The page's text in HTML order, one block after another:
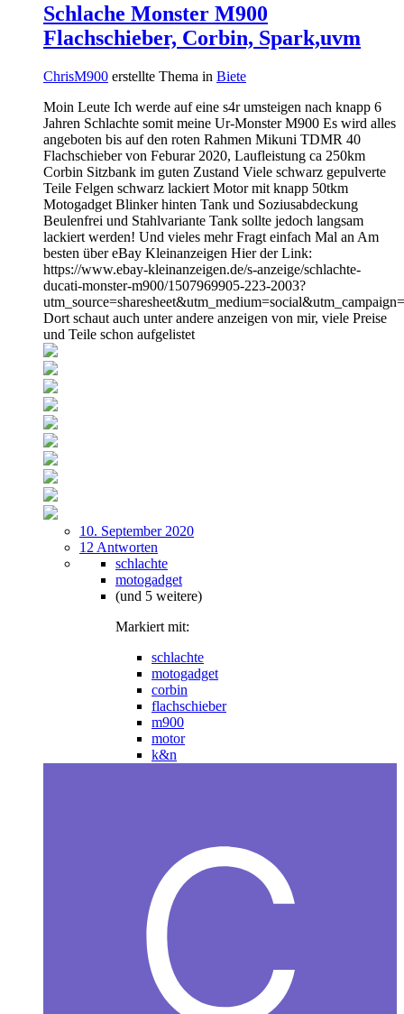
Schlache Monster M900
Flachschieber, Corbin, Spark,uvm
ChrisM900 erstellte Thema in Biete
Moin Leute Ich werde auf eine s4r umsteigen nach knapp 6
Jahren Schlachte somit meine Ur-Monster M900 Es wird alles
angeboten bis auf den roten Rahmen Mikuni TDMR 40
Flachschieber von Feburar 2020, Laufleistung ca 250km
Corbin Sitzbank im guten Zustand Viele schwarz gepulverte
Teile Felgen schwarz lackiert Motor mit knapp 50tkm
Motogadget Blinker hinten Tank und Soziusabdeckung
Beulenfrei und Stahlvariante Tank sollte jedoch langsam
lackiert werden! Und vieles mehr Fragt einfach Mal an Am
besten über eBay Kleinanzeigen Hier der Link:
https://www.ebay-kleinanzeigen.de/s-anzeige/schlachte-
ducati-monster-m900/1507969905-223-2003?
Dort schaut auch unter andere anzeigen von mir, viele Preise
und Teile schon aufgelistet
10. September 2020
12 Antworten
schlachte
motogadget
(und 5 weitere)
Markiert mit:
schlachte
motogadget
corbin
flachschieber
m900
motor
k&n